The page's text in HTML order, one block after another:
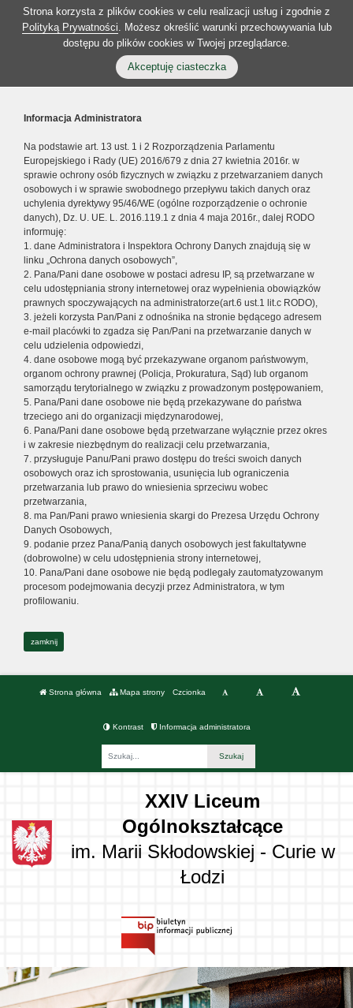
Strona korzysta z plików cookies w celu realizacji usług i zgodnie z
Polityką Prywatności. Możesz określić warunki przechowywania lub
dostępu do plików cookies w Twojej przeglądarce.
Akceptuję ciasteczka
Informacja Administratora
Na podstawie art. 13 ust. 1 i 2 Rozporządzenia Parlamentu
Europejskiego i Rady (UE) 2016/679 z dnia 27 kwietnia 2016r. w
sprawie ochrony osób fizycznych w związku z przetwarzaniem danych
osobowych i w sprawie swobodnego przepływu takich danych oraz
uchylenia dyrektywy 95/46/WE (ogólne rozporządzenie o ochronie
danych), Dz. U. UE. L. 2016.119.1 z dnia 4 maja 2016r., dalej RODO
informuję:
1. dane Administratora i Inspektora Ochrony Danych znajdują się w
linku „Ochrona danych osobowych”,
2. Pana/Pani dane osobowe w postaci adresu IP, są przetwarzane w
celu udostępniania strony internetowej oraz wypełnienia obowiązków
prawnych spoczywających na administratorze(art.6 ust.1 lit.c RODO),
3. jeżeli korzysta Pan/Pani z odnośnika na stronie będącego adresem
e-mail placówki to zgadza się Pan/Pani na przetwarzanie danych w
celu udzielenia odpowiedzi,
4. dane osobowe mogą być przekazywane organom państwowym,
organom ochrony prawnej (Policja, Prokuratura, Sąd) lub organom
samorządu terytorialnego w związku z prowadzonym postępowaniem,
5. Pana/Pani dane osobowe nie będą przekazywane do państwa
trzeciego ani do organizacji międzynarodowej,
6. Pana/Pani dane osobowe będą przetwarzane wyłącznie przez okres
i w zakresie niezbędnym do realizacji celu przetwarzania,
7. przysługuje Panu/Pani prawo dostępu do treści swoich danych
osobowych oraz ich sprostowania, usunięcia lub ograniczenia
przetwarzania lub prawo do wniesienia sprzeciwu wobec
przetwarzania,
8. ma Pan/Pani prawo wniesienia skargi do Prezesa Urzędu Ochrony
Danych Osobowych,
9. podanie przez Pana/Panią danych osobowych jest fakultatywne
(dobrowolne) w celu udostępnienia strony internetowej,
10. Pana/Pani dane osobowe nie będą podlegały zautomatyzowanym
procesom podejmowania decyzji przez Administratora, w tym
profilowaniu.
zamknij
Strona główna Mapa strony Czcionka
Kontrast Informacja administratora
XXIV Liceum
Ogólnokształcące
im. Marii Skłodowskiej - Curie w
Łodzi